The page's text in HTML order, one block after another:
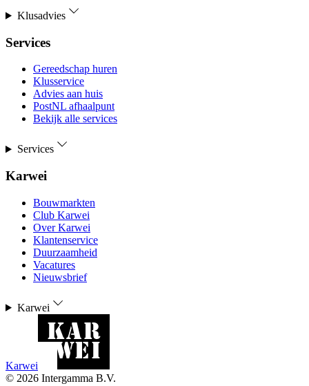
Klusadvies
Services
Gereedschap huren
Klusservice
Advies aan huis
PostNL afhaalpunt
Bekijk alle services
Services
Karwei
Bouwmarkten
Club Karwei
Over Karwei
Klantenservice
Duurzaamheid
Vacatures
Nieuwsbrief
Karwei
Karwei
© 2026 Intergamma B.V.